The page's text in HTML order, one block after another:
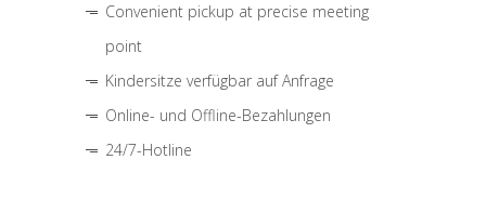
Convenient pickup at precise meeting
point
Kindersitze verfügbar auf Anfrage
Online- und Offline-Bezahlungen
24/7-Hotline